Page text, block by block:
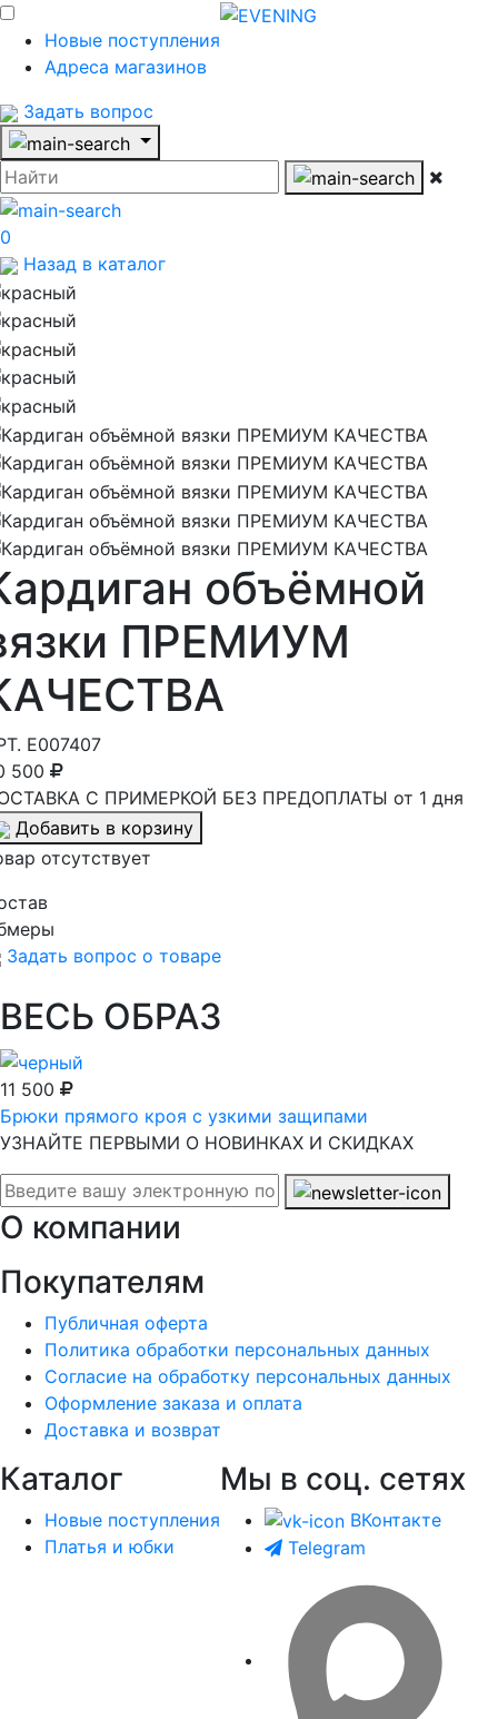
Новые поступления
Адреса магазинов
Задать вопрос
0
Назад в каталог
объёмной
ПРЕМИУМ
E007407
500
С ПРИМЕРКОЙ БЕЗ ПРЕДОПЛАТЫ от 1 дня
Добавить в корзину
отсутствует
Задать вопрос о товаре
ВЕСЬ ОБРАЗ
11 500
Брюки прямого кроя с узкими защипами
УЗНАЙТЕ ПЕРВЫМИ О НОВИНКАХ И СКИДКАХ
О компании
Покупателям
Публичная оферта
Политика обработки персональных данных
Согласие на обработку персональных данных
Оформление заказа и оплата
Доставка и возврат
Каталог
Новые поступления
Платья и юбки
Мы в соц. сетях
ВКонтакте
Telegram